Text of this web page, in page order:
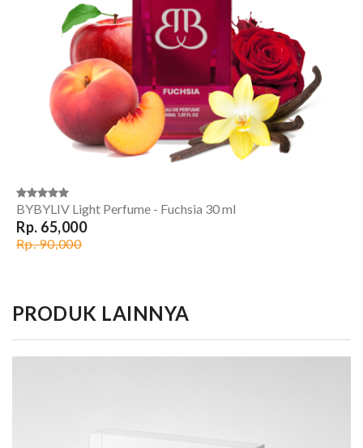
BYBYLIV Light Perfume - Fuchsia 30 ml
Rp. 65,000
Rp. 90,000
PRODUK LAINNYA